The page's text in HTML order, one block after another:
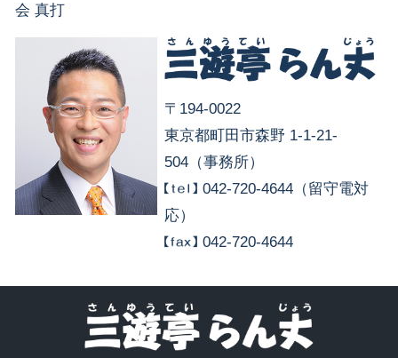
会 真打
〒194-0022
東京都町田市森野 1-1-21-
504（事務所）
042-720-4644（留守電対
応）
042-720-4644